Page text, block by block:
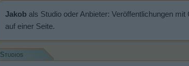
Jakob als Studio oder Anbieter: Veröffentlichungen
auf einer Seite.
Studios